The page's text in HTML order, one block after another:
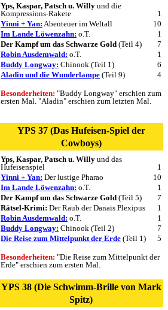
Yps, Kaspar, Patsch u. Willy und die
Kompressions-Rakete
1
Yinni + Yan: Abenteuer im Weltall
10
Im Lande Löwenzahn: o.T.
1
Der Kampf um das Schwarze Gold (Teil 4)
7
Robin Ausdemwald: o.T.
1
Buddy Longway: Chinook (Teil 1)
6
Aladin und die Wunderlampe (Teil 9) 4
Besonderheiten: "Buddy Longway" erschien zum
ersten Mal. "Aladin" erschien zum letzten Mal.
YPS 37 (Das Hufeisen-Spiel der
Cowboys)
Yps, Kaspar, Patsch u. Willy und das
Hufeisenspiel
1
Yinni + Yan: Der lustige Pharao
10
Im Lande Löwenzahn: o.T.
1
Der Kampf um das Schwarze Gold (Teil 5)
7
Rätsel-Krimi: Der Raub der Danais Plexipus
1
Robin Ausdemwald: o.T.
1
Buddy Longway: Chinook (Teil 2)
7
Die Reise zum Mittelpunkt der Erde (Teil 1) 5
Besonderheiten: "Die Reise zum Mittelpunkt der
Erde" erschien zum ersten Mal.
YPS 38 (Die Schwimm-Brille von Mark
Spitz)